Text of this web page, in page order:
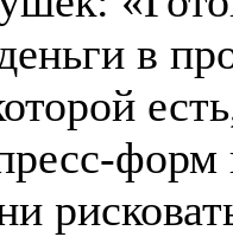
в
форм